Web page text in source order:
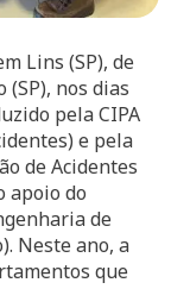
Lins (SP), de
nos dias
pela CIPA
e pela
de Acidentes
apoio do
de
Neste ano, a
que